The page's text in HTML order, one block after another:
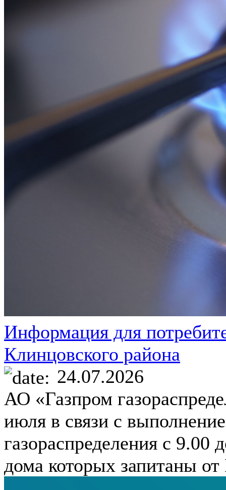
Информация для
Клинцовского района
24.07.2026
АО «Газпром
июля в связи с
газораспределения с 9.00
дома которых запитаны